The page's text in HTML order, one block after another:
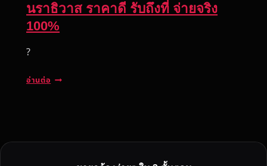
นราธิวาส ราคาดี รับถึงที่ จ่ายจริง
100%
?
อ่านต่อ
ล้